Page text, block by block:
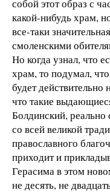
собой этот образ с
какой-нибудь храм,
все-таки
смоленскими
Но когда узнал, что
храм, то подумал,
будет
что такие
Болдинский,
со всей великой
православного
приходит и
Герасима в этом
не десять, не